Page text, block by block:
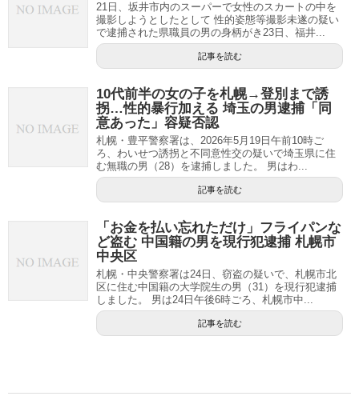
21日、坂井市内のスーパーで女性のスカートの中を
撮影しようとしたとして 性的姿態等撮影未遂の疑い
で逮捕された県職員の男の身柄がき23日、福井...
記事を読む
10代前半の女の子を札幌→登別まで誘
拐…性的暴行加える 埼玉の男逮捕「同
意あった」容疑否認
札幌・豊平警察署は、2026年5月19日午前10時ご
ろ、わいせつ誘拐と不同意性交の疑いで埼玉県に住
む無職の男（28）を逮捕しました。 男はわ...
記事を読む
「お金を払い忘れただけ」フライパンな
ど盗む 中国籍の男を現行犯逮捕 札幌市
中央区
札幌・中央警察署は24日、窃盗の疑いで、札幌市北
区に住む中国籍の大学院生の男（31）を現行犯逮捕
しました。 男は24日午後6時ごろ、札幌市中...
記事を読む